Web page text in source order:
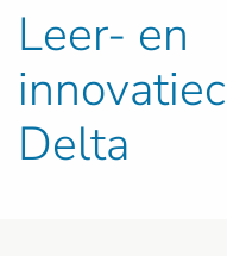
Leer- en
Delta